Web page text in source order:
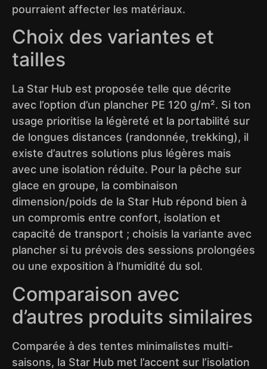
pourraient affecter les matériaux.
Choix des variantes et
tailles
La Star Hub est proposée telle que décrite
avec l’option d’un plancher PE 120 g/m². Si ton
usage prioritise la légèreté et la portabilité sur
de longues distances (randonnée, trekking), il
existe d’autres solutions plus légères mais
avec une isolation réduite. Pour la pêche sur
glace en groupe, la combinaison
dimension/poids de la Star Hub répond bien à
un compromis entre confort, isolation et
capacité de transport ; choisis la variante avec
plancher si tu prévois des sessions prolongées
ou une exposition à l’humidité du sol.
Comparaison avec
d’autres produits similaires
Comparée à des tentes minimalistes multi-
saisons, la Star Hub met l’accent sur l’isolation